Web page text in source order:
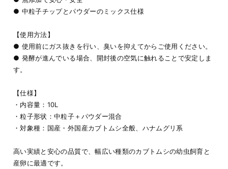
● 中粒子チップとパウダーのミックス仕様
【使用方法】
● 使用前にガス抜きを行い、臭いを抑えてからご使用ください。
● 発酵が進んでいる場合、開封後の空気に触れることで安定しま
す。
【仕様】
・内容量：10L
・粒子形状：中粒子＋パウダー混合
・対象種：国産・外国産カブトムシ全般、ハナムグリ系
高い実績と安心の品質で、幅広い種類のカブトムシの幼虫飼育と
産卵に最適です。